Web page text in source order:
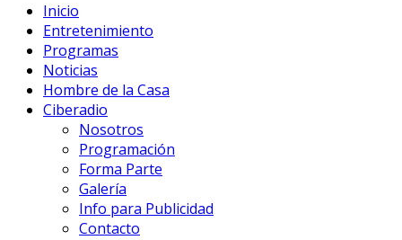
Inicio
Entretenimiento
Programas
Noticias
Hombre de la Casa
Ciberadio
Nosotros
Programación
Forma Parte
Galería
Info para Publicidad
Contacto